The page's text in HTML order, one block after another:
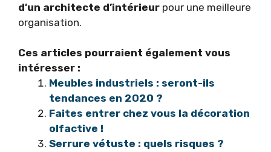
d’un architecte d’intérieur pour une meilleure
organisation.
Ces articles pourraient également vous
intéresser :
Meubles industriels : seront-ils
tendances en 2020 ?
Faites entrer chez vous la décoration
olfactive !
Serrure vétuste : quels risques ?